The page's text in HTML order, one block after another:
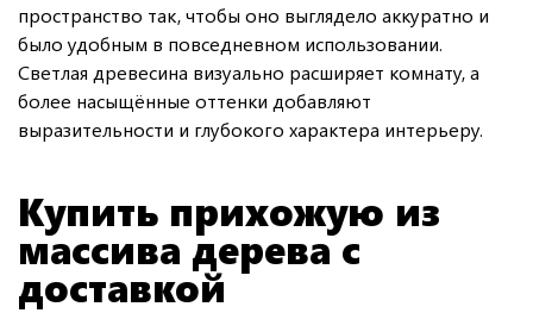
пространство так, чтобы оно выглядело аккуратно и
было удобным в повседневном использовании.
Светлая древесина визуально расширяет комнату, а
более насыщённые оттенки добавляют
выразительности и глубокого характера интерьеру.
Купить прихожую из
массива дерева с
доставкой